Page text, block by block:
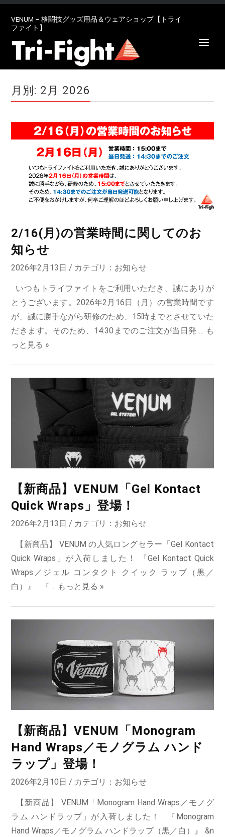
VENUM – 格闘技グッズ用品＆ウェアショップ【トライ
ファイト】
月別: 2月 2026
2/16(月)の営業時間に関してのお
知らせ
2026年2月13日 / カテゴリ： お知らせ
いつもトライファイトをご利用いただき、誠にありが
とうございます。2026年2月16日（月）の営業時間です
が、誠に勝手ながら研修のため、15時までとさせていた
だきます。そのため、14:30までのご注文が当日発 ... も
っと見る »
【新商品】VENUM「Gel Kontact
Quick Wraps」登場！
2026年2月13日 / カテゴリ： お知らせ
【新商品】 VENUM の人気ロングセラー「Gel Kontact
Quick Wraps」が入荷しました！ 『Gel Kontact Quick
Wraps／ジェル コンタクト クイック ラップ（黒／
白）』 『 ... もっと見る »
【新商品】VENUM「Monogram
Hand Wraps／モノグラム ハンド
ラップ」登場！
2026年2月10日 / カテゴリ： お知らせ
【新商品】 VENUM「Monogram Hand Wraps／モノグ
ラム ハンドラップ」が入荷しました！ 『Monogram
Hand Wraps／モノグラム ハンドラップ（黒／白）』 &n